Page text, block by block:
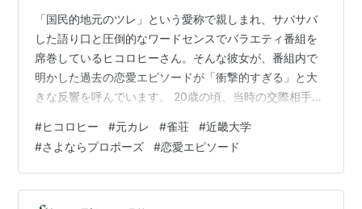
通信教育部
大学院
法学研究科
商学研究科
経済学研究科
総合理工学研究科
薬学研究科
総合文化研究科
「国民的地元のツレ」という愛称で親しまれ、サバサバ
した語り口と圧倒的なワードセンスでバラエティ番組を
席巻しているヒコロヒーさん。そんな彼女が、番組内で
明かした過去の恋愛エピソードが「衝撃的すぎる」と大
きな反響を呼んでいます。 20歳の頃、当時の交際相手か
をついて通い詰めていたというヒコロヒーさん。明け方
の雀荘前で待ち構えていた彼氏に「ボコボコにされた」
というエピソードは、ライブドアニュースなどでも取り
上げられ、お茶の間に衝撃を与えました。 今回は、ヒコ
#ヒコロヒー #元カレ #雀荘 #近畿大学
#さよならプロポーズ #恋愛エピソード